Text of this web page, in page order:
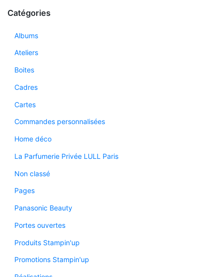
Catégories
Albums
Ateliers
Boites
Cadres
Cartes
Commandes personnalisées
Home déco
La Parfumerie Privée LULL Paris
Non classé
Pages
Panasonic Beauty
Portes ouvertes
Produits Stampin'up
Promotions Stampin'up